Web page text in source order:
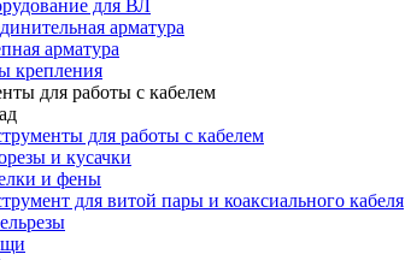
для ВЛ
арматура
арматура
крепления
для работы с кабелем
для работы с кабелем
и кусачки
и фены
для витой пары и коаксиального кабеля